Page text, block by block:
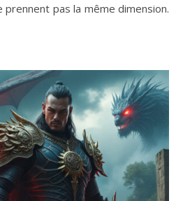
pas la même dimension.